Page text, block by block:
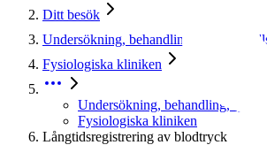
Ditt besök
Undersökning, behandling,
Fysiologiska kliniken
Undersökning, behandling,
Fysiologiska kliniken
Långtidsregistrering av blodtryck